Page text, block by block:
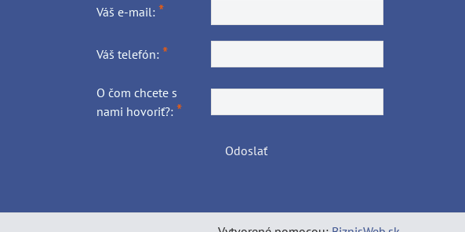
Váš e-mail: *
Váš telefón: *
O čom chcete s
nami hovoriť?: *
Odoslať